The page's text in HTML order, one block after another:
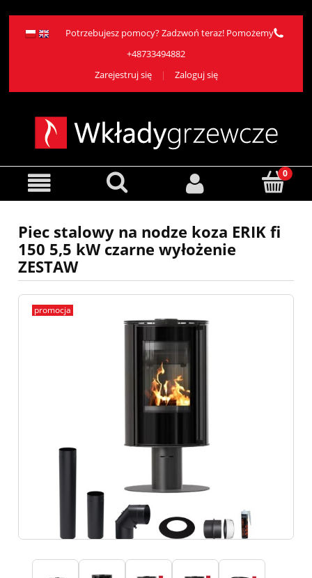
Potrzebujesz pomocy? Zadzwoń teraz! Pomożemy
+48733494882
Zarejestruj się
Zaloguj się
Piec stalowy na nodze koza ERIK fi
150 5,5 kW czarne wyłożenie
ZESTAW
promocja